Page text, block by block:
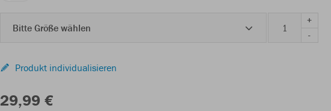
Bitte Größe wählen
+
-
Produkt individualisieren
29,99 €